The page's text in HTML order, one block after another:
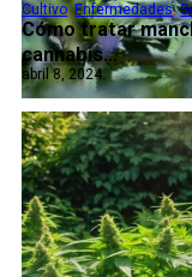
Cómo tratar
cannabis...
Cultivo,Enfermedades,
abril 8, 2024